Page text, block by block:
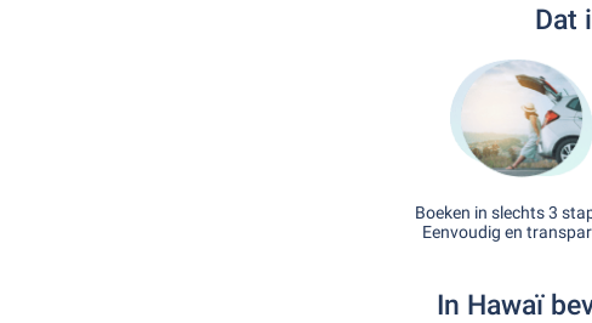
Dat
Boeken in slechts 3
Eenvoudig en
In Hawaï